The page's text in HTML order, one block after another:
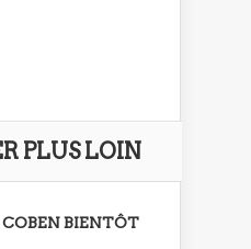
PLUS LOIN
BIENTÔT